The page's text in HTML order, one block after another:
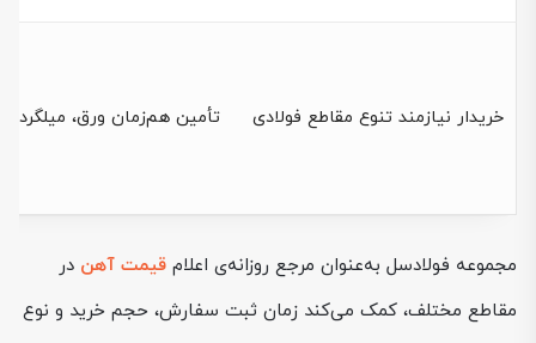
خریدار نیازمند تنوع مقاطع فولادی تأمین هم‌زمان ورق، میلگرد،
مجموعه فولادسل به‌عنوان مرجع روزانه‌ی اعلام قیمت آهن در
مقاطع مختلف، کمک می‌کند زمان ثبت سفارش، حجم خرید و نوع